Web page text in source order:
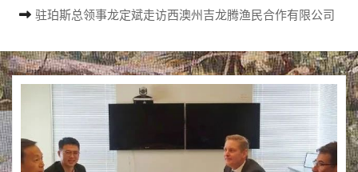
驻珀斯总领事龙定斌走访西澳州吉龙腾渔民合作有限公司